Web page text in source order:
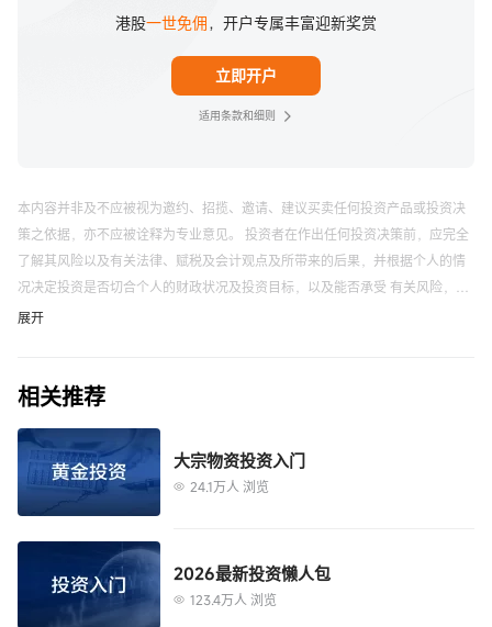
这个情况的原因，很大程度是由于美债收益率（孳息率）的
点留意美债收益率（孳息率）的变动。
月27日，连续加息11次。而美国加息会连带美债收益率（孳
息率）上升，变相令债价下跌。故最近2023年11月2日联储
局宣布终止加息，都稍为暂停了美债收益率（孳息率）的升
港股一世免佣，开户专属丰富迎新奖赏
立即开户
适用条款和细则
本内容并非及不应被视为邀约、招揽、邀请、建议买卖任何投资产品或投资决
策之依据，亦不应被诠释为专业意见。 投资者在作出任何投资决策前，应完全
了解其风险以及有关法律、赋税及会计观点及所带来的后果，并根据个人的情
况决定投资是否切合个人的财政状况及投资目标，以及能否承受 有关风险，必
要时应寻求适当的专业意见。
富途应用程序、网站及活动页面上展示的来源自第三方的信息仅供参考，不构
任何投资决定前，投资者应根据自身情况考虑投资产品相关的风险因素，并于
性和原创性，对此富途不做任何保证和承诺。
「富途牛牛」是一站式金融投资交易平台，证券服务由富途证券国际(香港)有限
公司提供。
展开
相关推荐
大宗物资投资入门
24.1万人 浏览
2026最新投资懒人包
123.4万人 浏览